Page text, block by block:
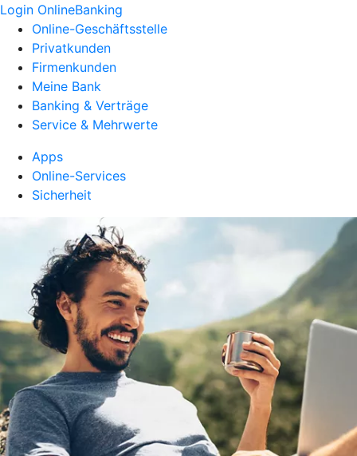
Login OnlineBanking
Online-Geschäftsstelle
Privatkunden
Firmenkunden
Meine Bank
Banking & Verträge
Service & Mehrwerte
Apps
Online-Services
Sicherheit